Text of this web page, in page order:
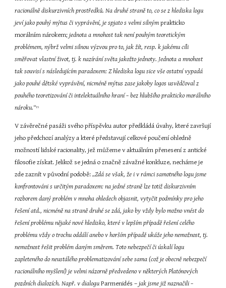
racionálně diskurzivních prostředků. Na druhé straně to, co se z hlediska logu
jeví jako pouhý mýtus či vyprávění, je spjato s velmi silným prakticko
morálním nárokem; jednota a mnohost tak není pouhým teoretickým
problémem, nýbrž velmi silnou výzvou pro to, jak žít, resp. k jakému cíli
směřovat vlastní život, tj. k nazírání světa jakožto jednoty. Jednota a mnohost
tak souvisí s následujícím paradoxem: Z hlediska logu sice vše ostatní vypadá
jako pouhé dětské vyprávění, nicméně mýtus zase jakoby logos usvědčoval z
pouhého teoretizování či intelektuálního hraní – bez hlubšího prakticko morálního
nároku.“15
V závěrečné pasáži svého příspěvku autor předkládá úvahy, které završují
jeho předchozí analýzy a které představují celkové poučení ohledně
možností lidské racionality, jež můžeme v aktuálním přenesení z antické
filosofie získat. Jelikož se jedná o značně závažné konkluze, necháme je
zde zaznít v původní podobě: „Zdá se však, že i v rámci samotného logu jsme
konfrontováni s určitým paradoxem: na jedné straně lze totiž diskurzivním
rozborem daný problém v mnoha ohledech objasnit, vytyčit podmínky pro jeho
řešení atd., nicméně na straně druhé se zdá, jako by vždy bylo možno vnést do
řešení problému nějaké nové hledisko, které v lepším případě řešení celého
problému vždy o trochu oddálí anebo v horším případě ukáže jeho nemožnost, tj.
nemožnost řešit problém daným směrem. Toto nebezpečí či úskalí logu
zapleteného do neustálého problematizování sebe sama (což je obecně nebezpečí
racionálního myšlení) je velmi názorně předvedeno v některých Platónových
pozdních dialozích. Např. v dialogu Parmenidés – jak jsme již naznačili –